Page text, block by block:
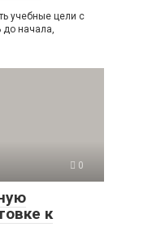
учебные цели с
до начала,
0
к